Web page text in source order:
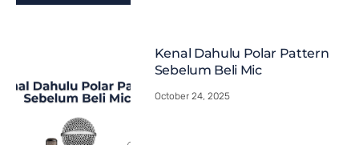
Kenal Dahulu Polar Pattern
Sebelum Beli Mic
October 24, 2025